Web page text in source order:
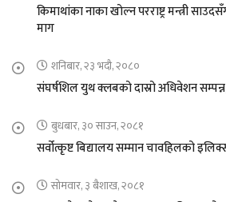
किमाथांका नाका खोल्न परराष्ट्र मन्त्री
माग
शनिबार, २३ भदौ, २०८०
संघर्षशिल युथ क्लबको दास्रो अधिवेशन
बुधबार, ३० साउन, २०८१
सर्वोत्कृष्ट बिद्यालय सम्मान चावहिलको
सोमवार, ३ बैशाख, २०८१